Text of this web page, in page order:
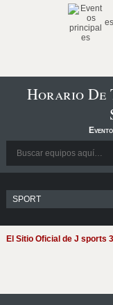
Horario De
El Sitio Oficial de J sports